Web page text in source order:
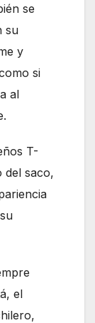
se
su
y
si
al
T-
del saco,
el